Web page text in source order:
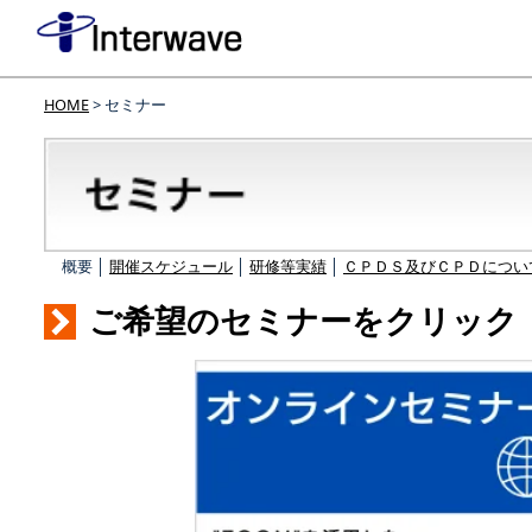
HOME> セミナー
概要 │ 開催スケジュール 研修等実績 ＣＰＤＳ及びＣＰＤにつ
ご希望のセミナーをクリック